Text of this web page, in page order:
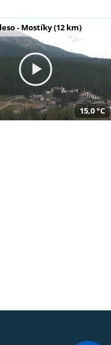
- Mostíky (12 km)
15,0 °C